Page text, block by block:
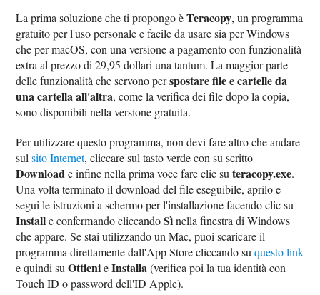
La prima soluzione che ti propongo èTeracopy, un programma
gratuito per l'uso personale e facile da usare sia per Windows
che per macOS, con una versione a pagamento con funzionalità
extra al prezzo di 29,95 dollari una tantum. La maggior parte
delle funzionalità che servono perspostare file e cartelle da
una cartella all'altra, come la verifica dei file dopo la copia,
sono disponibili nella versione gratuita.
Per utilizzare questo programma, non devi fare altro che andare
sulsito Internet, cliccare sul tasto verde con su scritto
Downloade infine nella prima voce fare clic suteracopy.exe.
Una volta terminato il download del file eseguibile, aprilo e
segui le istruzioni a schermo per l'installazione facendo clic su
Installe confermando cliccandoSìnella finestra di Windows
che appare. Se stai utilizzando un Mac, puoi scaricare il
programma direttamente dall'App Store cliccando suquesto link
e quindi suOttienieInstalla(verifica poi la tua identità con
Touch ID o password dell'ID Apple).